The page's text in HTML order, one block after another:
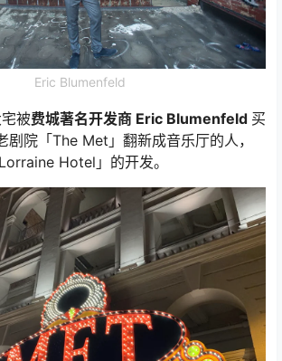
Eric Blumenfeld
被费城著名开发商 Eric Blumenfeld 买
剧院「The Met」翻新成音乐厅的人，
Hotel」的开发。